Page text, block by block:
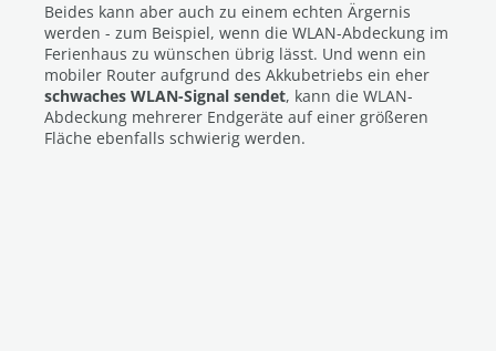
Beides kann aber auch zu einem echten Ärgernis
werden - zum Beispiel, wenn die WLAN-Abdeckung im
Ferienhaus zu wünschen übrig lässt. Und wenn ein
mobiler Router aufgrund des Akkubetriebs ein eher
schwaches WLAN-Signal sendet, kann die WLAN-
Abdeckung mehrerer Endgeräte auf einer größeren
Fläche ebenfalls schwierig werden.